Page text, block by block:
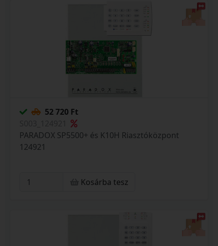
52 720 Ft
PARADOX SP5500+ és K10H Riasztóközpont
124921
Kosárba tesz